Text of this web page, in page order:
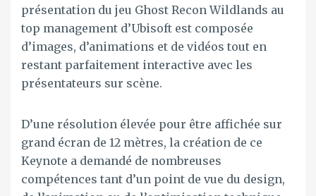
présentation du jeu Ghost Recon Wildlands au
top management d’Ubisoft est composée
d’images, d’animations et de vidéos tout en
restant parfaitement interactive avec les
présentateurs sur scène.
D’une résolution élevée pour être affichée sur
grand écran de 12 mètres, la création de ce
Keynote a demandé de nombreuses
compétences tant d’un point de vue du design,